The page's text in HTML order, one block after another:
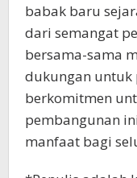
babak baru
dari semangat
bersama-sama
dukungan untuk
berkomitmen
pembangunan
manfaat bagi